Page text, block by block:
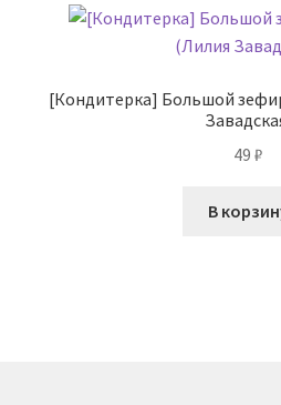
[Кондитерка] Большой
49 ₽
В